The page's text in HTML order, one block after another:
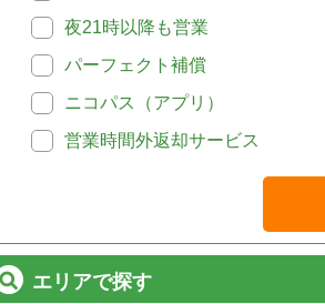
夜21時以降も営業
パーフェクト補償
ニコパス（アプリ）
営業時間外返却サービス
エリアで探す